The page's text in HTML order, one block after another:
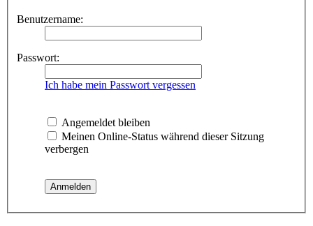
Benutzername:
Passwort:
Ich habe mein Passwort vergessen
Angemeldet bleiben
Meinen Online-Status während dieser Sitzung
verbergen